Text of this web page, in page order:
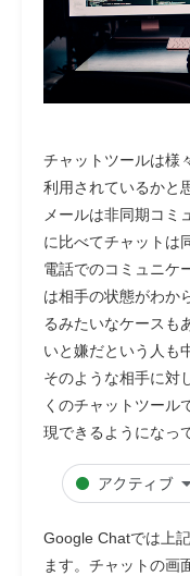
チャットツールは様
利用されているかと
メールは非同期コミ
に比べてチャットは
電話でのコミュニケ
は相手の状態がわか
るみたいなケースも
いと嫌だという人も
そのような相手に対
くのチャットツール
現できるようになっ
Google Chatでは上
ます。チャットの画